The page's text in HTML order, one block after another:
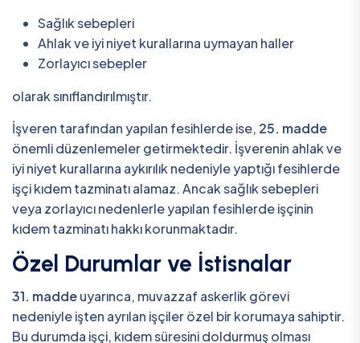
Sağlık sebepleri
Ahlak ve iyi niyet kurallarına uymayan haller
Zorlayıcı sebepler
olarak sınıflandırılmıştır.
İşveren tarafından yapılan fesihlerde ise, 25. madde
önemli düzenlemeler getirmektedir. İşverenin ahlak ve
iyi niyet kurallarına aykırılık nedeniyle yaptığı fesihlerde
işçi kıdem tazminatı alamaz. Ancak sağlık sebepleri
veya zorlayıcı nedenlerle yapılan fesihlerde işçinin
kıdem tazminatı hakkı korunmaktadır.
Özel Durumlar ve İstisnalar
31. maddeuyarınca, muvazzaf askerlik görevi
nedeniyle işten ayrılan işçiler özel bir korumaya sahiptir.
Bu durumda işçi, kıdem süresini doldurmuş olması